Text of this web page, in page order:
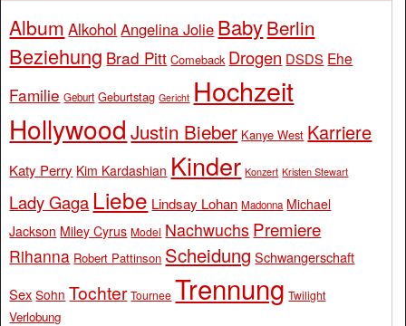
Album Alkohol Angelina Jolie BabyBerlin
Beziehung Brad Pitt Comeback Drogen DSDS Ehe
Familie Geburt Geburtstag Gericht Hochzeit
Hollywood Justin Bieber Kanye West Karriere
Katy Perry Kim Kardashian Kinder Konzert Kristen Stewart
Lady Gaga Liebe Lindsay Lohan Madonna Michael
Jackson Miley Cyrus Model Nachwuchs Premiere
Rihanna Robert Pattinson Scheidung Schwangerschaft
Sex Sohn Tochter Tournee Trennung Twilight
Verlobung